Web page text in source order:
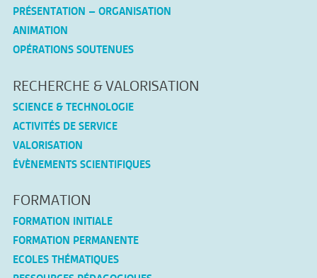
PRÉSENTATION – ORGANISATION
ANIMATION
OPÉRATIONS SOUTENUES
RECHERCHE & VALORISATION
SCIENCE & TECHNOLOGIE
ACTIVITÉS DE SERVICE
VALORISATION
ÉVÈNEMENTS SCIENTIFIQUES
FORMATION
FORMATION INITIALE
FORMATION PERMANENTE
ECOLES THÉMATIQUES